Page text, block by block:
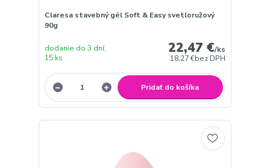
Claresa stavebný gél Soft & Easy svetloružový
90g
22,47 €/ks
18,27 €bez DPH
dodanie do 3 dní,
15 ks
Pridať do košíka